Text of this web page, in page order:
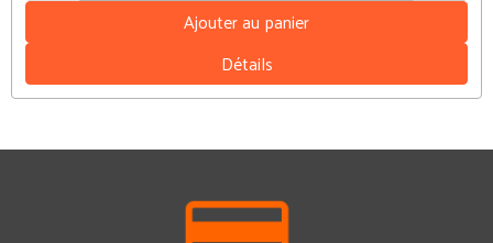
Ajouter au panier
Détails